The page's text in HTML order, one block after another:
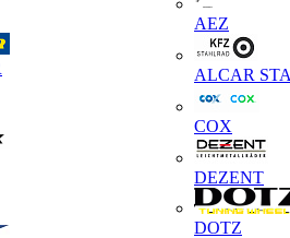
AEZ
ALCAR
COX
DEZENT
DOTZ